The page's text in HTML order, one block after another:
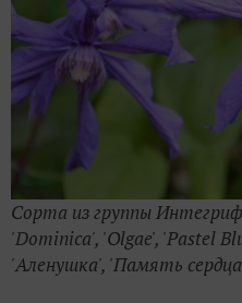
Сорта из группы
'Dominica', 'Olgae', 'Pastel
'Аленушка', 'Память